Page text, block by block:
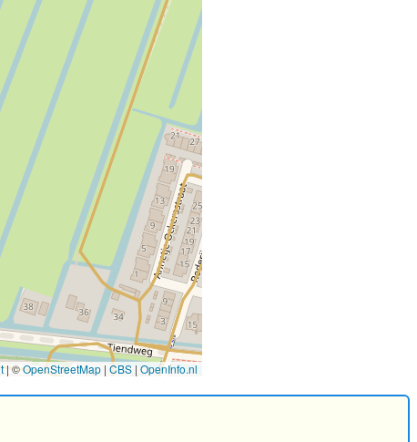
|©OpenStreetMap | CBS | OpenInfo.nl